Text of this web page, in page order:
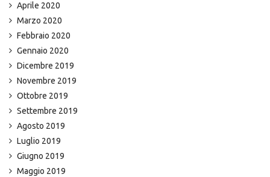
Aprile 2020
Marzo 2020
Febbraio 2020
Gennaio 2020
Dicembre 2019
Novembre 2019
Ottobre 2019
Settembre 2019
Agosto 2019
Luglio 2019
Giugno 2019
Maggio 2019